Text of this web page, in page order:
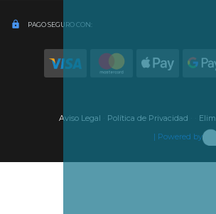
lock PAGO SEGURO CON:
Aviso Legal Política de Privacidad
| Powered by